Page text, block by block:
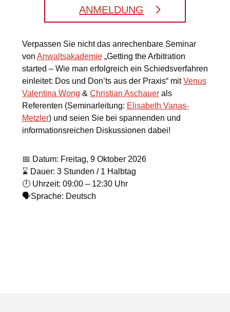
ANMELDUNG
Verpassen Sie nicht das anrechenbare Seminar
von Anwaltsakademie „Getting the Arbitration
started – Wie man erfolgreich ein Schiedsverfahren
einleitet: Dos und Don’ts aus der Praxis“ mit Venus
Valentina Wong & Christian Aschauer als
Referenten (Seminarleitung: Elisabeth Vanas-
Metzler) und seien Sie bei spannenden und
informationsreichen Diskussionen dabei!
📅 Datum: Freitag, 9 Oktober 2026
⌛ Dauer: 3 Stunden / 1 Halbtag
🕛 Uhrzeit: 09:00 – 12:30 Uhr
🗣️Sprache: Deutsch